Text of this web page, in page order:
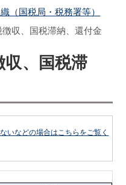
（国税局・税務署等）
収、国税滞納、還付金
、国税滞
いなどの場合はこちらをご覧く